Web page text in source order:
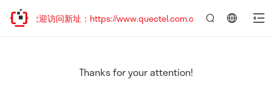
移，欢迎访问新址：https://www.quectel.com.cn
Thanks for your attention!